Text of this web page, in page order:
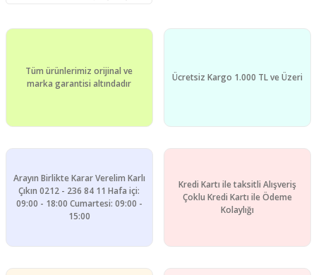
Ürün açıklamasında eksik bilgiler bulunuyor.
Ürün fiyatı diğer sitelerden daha pahalı.
Tüm ürünlerimiz orijinal ve
marka garantisi altındadır
Ücretsiz Kargo 1.000 TL ve Üzeri
Arayın Birlikte Karar Verelim Karlı
Çıkın 0212 - 236 84 11 Hafa içi:
09:00 - 18:00 Cumartesi: 09:00 -
15:00
Kredi Kartı ile taksitli Alışveriş
Çoklu Kredi Kartı ile Ödeme
Kolaylığı